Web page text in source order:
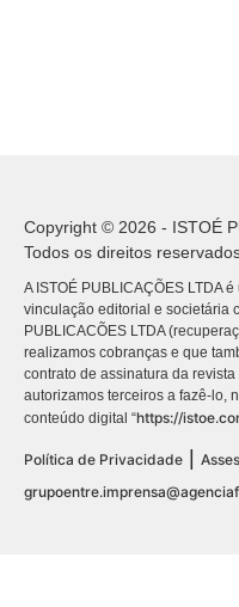
Copyright © 2026 - ISTOÉ
Todos os direitos
A ISTOÉ PUBLICAÇÕES LTDA
vinculação editorial e societária
PUBLICACÕES LTDA
realizamos cobranças e que
contrato de assinatura da
autorizamos terceiros a fazê-lo,
conteúdo digital “https://
Política de Privacidade